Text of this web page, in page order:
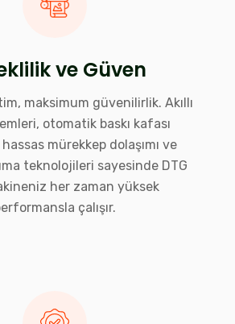
ve Güven
maksimum güvenilirlik. Akıllı
otomatik baskı kafası
mürekkep dolaşımı ve
teknolojileri sayesinde DTG
her zaman yüksek
çalışır.